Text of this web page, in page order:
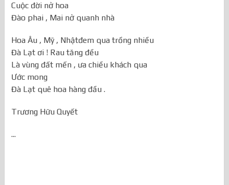
Cuộc đời nở hoa
Đào phai , Mai nở quanh nhà
Hoa Âu , Mỹ , Nhậtđem qua trồng nhiều
Đà Lạt ơi ! Rau tăng đều
Là vùng đất mến , ưa chiều khách qua
Ước mong
Đà Lạt quê hoa hàng đầu .
Trương Hữu Quyết
...